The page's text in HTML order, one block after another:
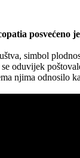
posvećeno
simbol
oduvijek
njima odnosilo